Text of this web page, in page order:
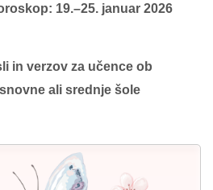
19.–25. januar 2026
in verzov za učence ob
ali srednje šole